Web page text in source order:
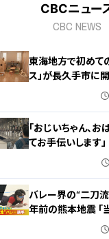
CBCニュー
CBC NEWS
東海地方で初めて
ス」が長久手市に
重い病気の子ど
「おじいちゃん、お
てお手伝いします
シュが本格化 東
バレー界の“二刀
年前の熊本地震 ｢
った｣ オフシーズ